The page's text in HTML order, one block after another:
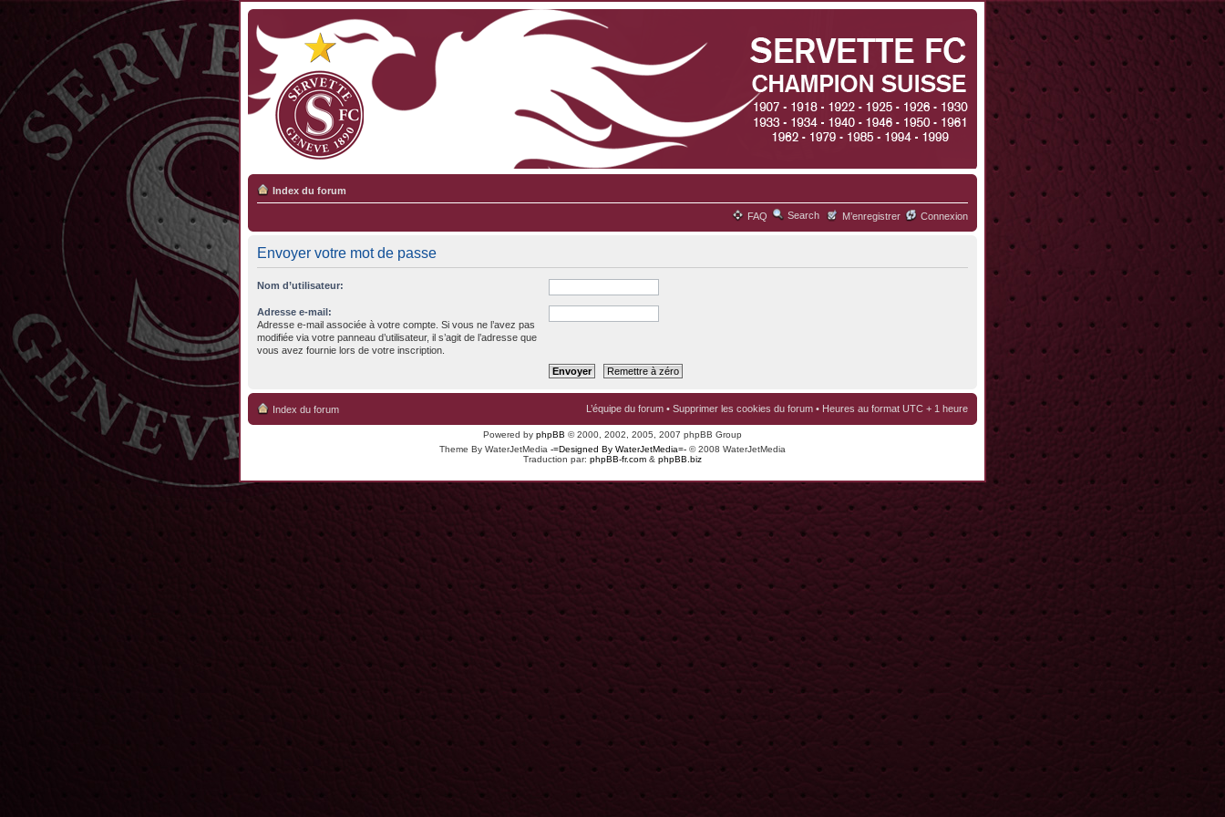
Index du forum
FAQ Search M’enregistrer Connexion
Envoyer votre mot de passe
Nom d’utilisateur:
Adresse e-mail:
Adresse e-mail associée à votre compte. Si vous ne l’avez pas
modifiée via votre panneau d’utilisateur, il s’agit de l’adresse que
vous avez fournie lors de votre inscription.
Index du forum L’équipe du forum • Supprimer les cookies du forum • Heures au format UTC + 1 heure
Powered by phpBB © 2000, 2002, 2005, 2007 phpBB Group
Theme By WaterJetMedia -=Designed By WaterJetMedia=- © 2008 WaterJetMedia
Traduction par: phpBB-fr.com & phpBB.biz